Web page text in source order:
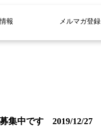
報 メルマガ登録
集中です 2019/12/27